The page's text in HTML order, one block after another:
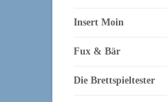
Insert Moin
Fux & Bär
Die Brettspieltester